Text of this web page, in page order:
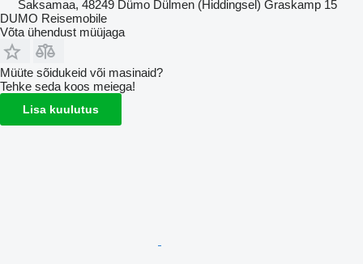
Saksamaa, 48249 Dümo Dülmen (Hiddingsel) Graskamp 15
DUMO Reisemobile
Võta ühendust müüjaga
Müüte sõidukeid või masinaid?
Tehke seda koos meiega!
Lisa kuulutus